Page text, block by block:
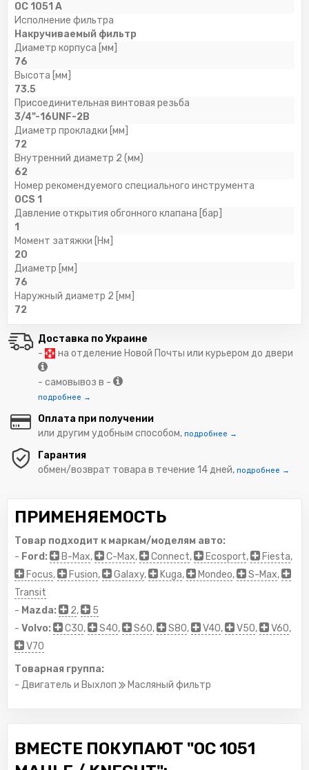
OC 1051 A
Исполнение фильтра
Накручиваемый фильтр
Диаметр корпуса [мм]
76
Высота [мм]
73.5
Присоединительная винтовая резьба
3/4"-16UNF-2B
Диаметр прокладки [мм]
72
Внутренний диаметр 2 (мм)
62
Номер рекомендуемого специального инструмента
OCS 1
Давление открытия обгонного клапана [бар]
1
Момент затяжки [Нм]
20
Диаметр [мм]
76
Наружный диаметр 2 [мм]
72
Доставка по Украине
-
на отделение Новой Почты или курьером до двери
- самовывоз в -
подробнее →
Оплата при получении
или другим удобным способом, подробнее →
Гарантия
обмен/возврат товара в течение 14 дней, подробнее →
ПРИМЕНЯЕМОСТЬ
Товар подходит к маркам/моделям авто:
- Ford: B-Max, C-Max, Connect, Ecosport, Fiesta,
Focus, Fusion, Galaxy, Kuga, Mondeo, S-Max,
Transit
- Mazda: 2,
5
- Volvo: C30, S40, S60, S80, V40, V50, V60,
V70
Товарная группа:
- Двигатель и Выхлоп
Масляный фильтр
ВМЕСТЕ ПОКУПАЮТ "OC 1051